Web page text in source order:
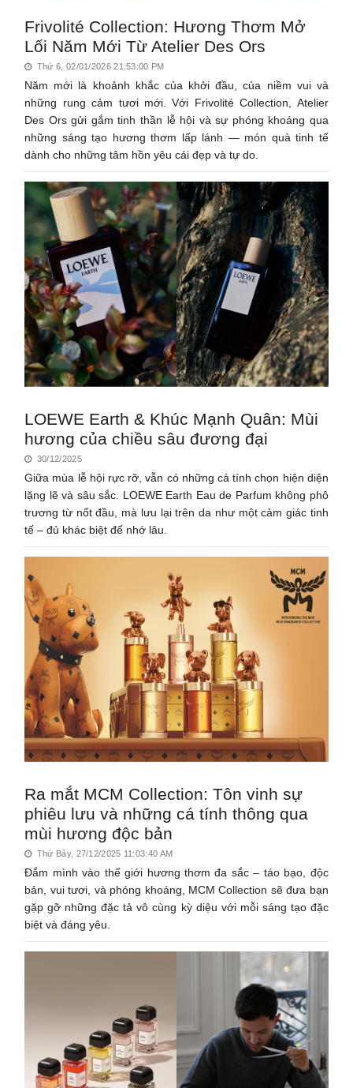
Frivolité Collection: Hương Thơm Mở
Lối Năm Mới Từ Atelier Des Ors
Thứ 6, 02/01/2026 21:53:00 PM
Năm mới là khoảnh khắc của khởi đầu, của niềm vui và
những rung cảm tươi mới. Với Frivolité Collection, Atelier
Des Ors gửi gắm tinh thần lễ hội và sự phóng khoáng qua
những sáng tạo hương thơm lấp lánh — món quà tinh tế
dành cho những tâm hồn yêu cái đẹp và tự do.
LOEWE Earth & Khúc Mạnh Quân: Mùi
hương của chiều sâu đương đại
30/12/2025
Giữa mùa lễ hội rực rỡ, vẫn có những cá tính chọn hiện diện
lặng lẽ và sâu sắc. LOEWE Earth Eau de Parfum không phô
trương từ nốt đầu, mà lưu lại trên da như một cảm giác tinh
tế – đủ khác biệt để nhớ lâu.
Ra mắt MCM Collection: Tôn vinh sự
phiêu lưu và những cá tính thông qua
mùi hương độc bản
Thứ Bảy, 27/12/2025 11:03:40 AM
Đắm mình vào thế giới hương thơm đa sắc – táo bạo, độc
bản, vui tươi, và phóng khoáng, MCM Collection sẽ đưa bạn
gặp gỡ những đặc tả vô cùng kỳ diệu với mỗi sáng tạo đặc
biệt và đáng yêu.